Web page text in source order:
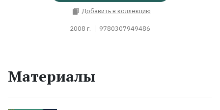
Добавить в коллекцию
2008 г. 9780307949486
Материалы